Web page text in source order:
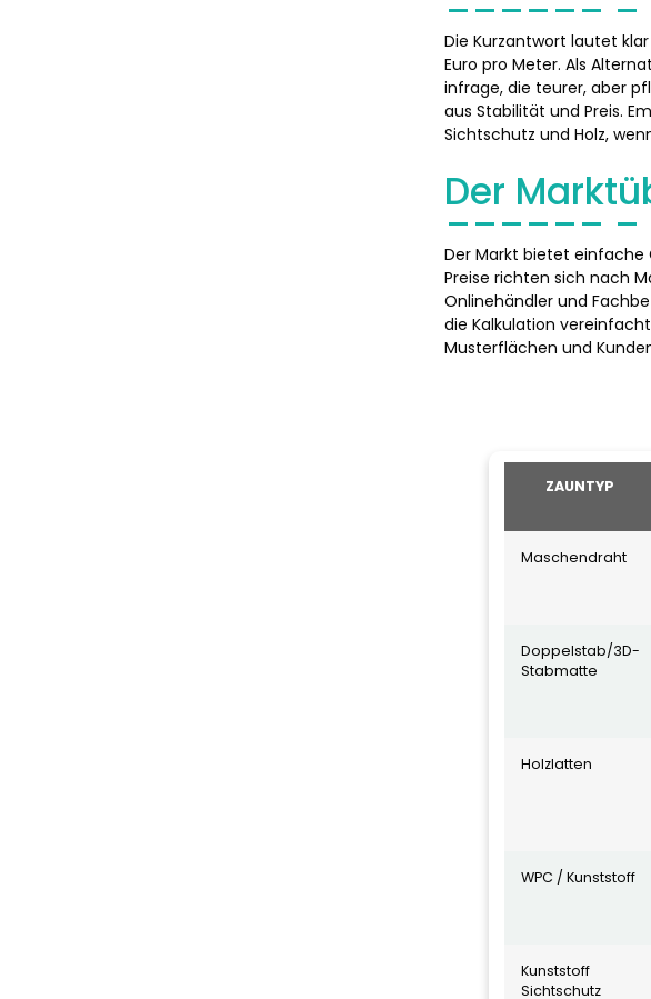
Die Kurzantwort lautet
Euro pro Meter. Als
infrage, die teurer, aber
aus Stabilität und Preis.
Sichtschutz und Holz,
Der
Der Markt bietet einfache
Preise richten sich nach
Onlinehändler und
die Kalkulation
Musterflächen und
ZAUNTYP
Maschendraht
Doppelstab/3D-
Stabmatte
Holzlatten
WPC / Kunststoff
Kunststoff
Sichtschutz